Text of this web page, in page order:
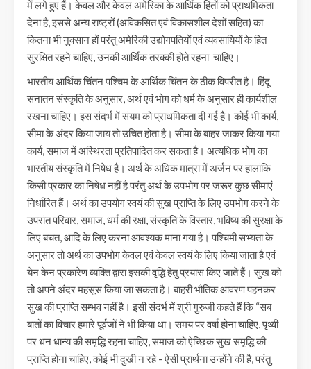
में लगे हुए हैं। केवल और केवल अमेरिका के आर्थिक हितों को प्राथमिकता
देना है, इससे अन्य राष्ट्रों (अविकसित एवं विकासशील देशों सहित) का
कितना भी नुक्सान हों परंतु अमेरिकी उद्योगपतियों एवं व्यवसायियों के हित
सुरक्षित रहने चाहिए, उनकी आर्थिक तरक्की होते रहना चाहिए।
भारतीय आर्थिक चिंतन पश्चिम के आर्थिक चिंतन के ठीक विपरीत है। हिंदू
सनातन संस्कृति के अनुसार, अर्थ एवं भोग को धर्म के अनुसार ही कार्यशील
रखना चाहिए। इस संदर्भ में संयम को प्राथमिकता दी गई है। कोई भी कार्य,
सीमा के अंदर किया जाय तो उचित होता है। सीमा के बाहर जाकर किया गया
कार्य, समाज में अस्थिरता प्रतिपादित कर सकता है। अत्यधिक भोग का
भारतीय संस्कृति में निषेध है। अर्थ के अधिक मात्रा में अर्जन पर हालांकि
किसी प्रकार का निषेध नहीं है परंतु अर्थ के उपभोग पर जरूर कुछ सीमाएं
निर्धारित हैं। अर्थ का उपयोग स्वयं की सुख प्राप्ति के लिए उपभोग करने के
उपरांत परिवार, समाज, धर्म की रक्षा, संस्कृति के विस्तार, भविष्य की सुरक्षा के
लिए बचत, आदि के लिए करना आवश्यक माना गया है। पश्चिमी सभ्यता के
अनुसार तो अर्थ का उपभोग केवल एवं केवल स्वयं के लिए किया जाता है एवं
येन केन प्रकारेण व्यक्ति द्वारा इसकी वृद्धि हेतु प्रयास किए जाते हैं। सुख को
तो अपने अंदर महसूस किया जा सकता है। बाहरी भौतिक आवरण पहनकर
सुख की प्राप्ति सम्भव नहीं है। इसी संदर्भ में श्री गुरुजी कहते हैं कि “सब
बातों का विचार हमारे पूर्वजों ने भी किया था। समय पर वर्षा होना चाहिए, पृथ्वी
पर धन धान्य की समृद्धि रहना चाहिए, समाज को ऐच्छिक सुख समृद्धि की
प्राप्ति होना चाहिए, कोई भी दुखी न रहे - ऐसी प्रार्थना उन्होंने की है, परंतु